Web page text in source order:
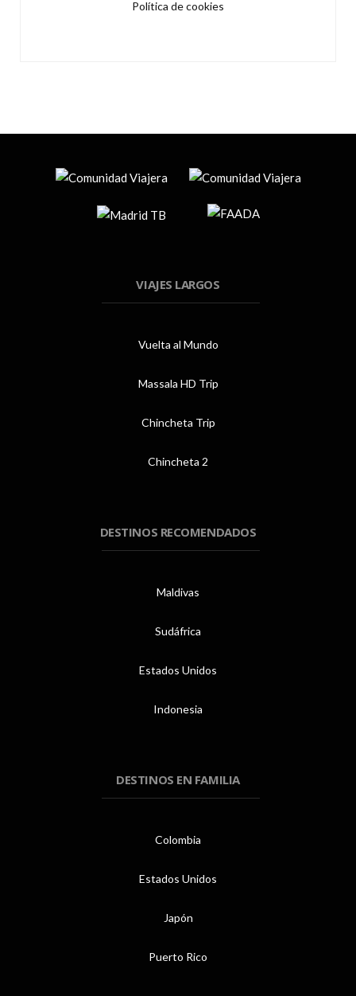
Política de cookies
VIAJES LARGOS
Vuelta al Mundo
Massala HD Trip
Chincheta Trip
Chincheta 2
DESTINOS RECOMENDADOS
Maldivas
Sudáfrica
Estados Unidos
Indonesia
DESTINOS EN FAMILIA
Colombia
Estados Unidos
Japón
Puerto Rico